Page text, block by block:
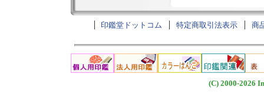
印鑑堂ドットコム 特定商取引法表示 商
(C) 2000-2026